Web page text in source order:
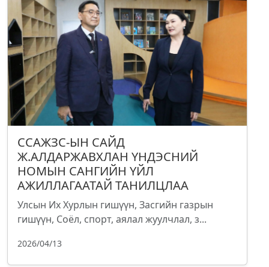
ССАЖЗС-ЫН САЙД
Ж.АЛДАРЖАВХЛАН ҮНДЭСНИЙ
НОМЫН САНГИЙН ҮЙЛ
АЖИЛЛАГААТАЙ ТАНИЛЦЛАА
Улсын Их Хурлын гишүүн, Засгийн газрын
гишүүн, Соёл, спорт, аялал жуулчлал, з...
2026/04/13